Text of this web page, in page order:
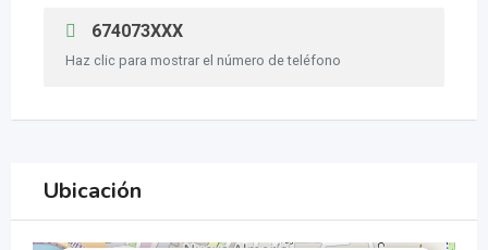
674073XXX
Haz clic para mostrar el número de teléfono
Ubicación